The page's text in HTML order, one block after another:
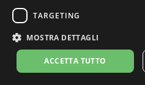
ricevere una commissione per
tramite i link presenti su questa
© 2025 Performyze - P.IVA
Condizioni d'uso Preferenze
TARGETING
MOSTRA DETTAGLI
ACCETTA TUTTO